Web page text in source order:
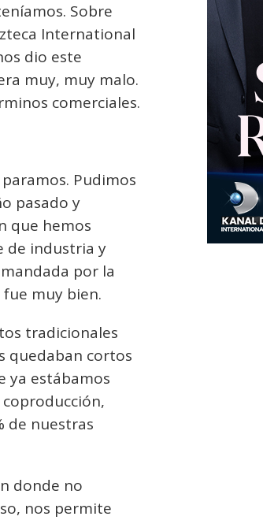
Sobre
International
dio este
muy, muy malo.
comerciales.
Pudimos
pasado y
que hemos
de industria y
por la
muy bien.
tradicionales
quedaban cortos
ya estábamos
de nuestras
donde no
nos permite